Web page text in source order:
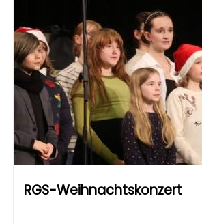
RGS-Weihnachtskonzert